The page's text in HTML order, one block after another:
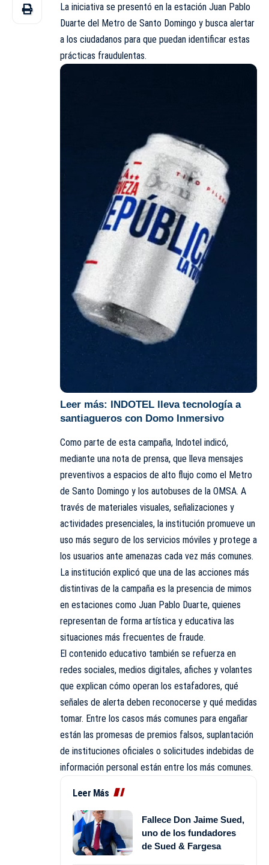
La iniciativa se presentó en la estación Juan Pablo
Duarte del Metro de Santo Domingo y busca alertar
a los ciudadanos para que puedan identificar estas
prácticas fraudulentas.
Leer más: INDOTEL lleva tecnología a
santiagueros con Domo Inmersivo
Como parte de esta campaña, Indotel indicó,
mediante una nota de prensa, que lleva mensajes
preventivos a espacios de alto flujo como el Metro
de Santo Domingo y los autobuses de la OMSA. A
través de materiales visuales, señalizaciones y
actividades presenciales, la institución promueve un
uso más seguro de los servicios móviles y protege a
los usuarios ante amenazas cada vez más comunes.
La institución explicó que una de las acciones más
distintivas de la campaña es la presencia de mimos
en estaciones como Juan Pablo Duarte, quienes
representan de forma artística y educativa las
situaciones más frecuentes de fraude.
El contenido educativo también se refuerza en
redes sociales, medios digitales, afiches y volantes
que explican cómo operan los estafadores, qué
señales de alerta deben reconocerse y qué medidas
tomar. Entre los casos más comunes para engañar
están las promesas de premios falsos, suplantación
de instituciones oficiales o solicitudes indebidas de
información personal están entre los más comunes.
Leer Más
Fallece Don Jaime Sued,
uno de los fundadores
de Sued & Fargesa